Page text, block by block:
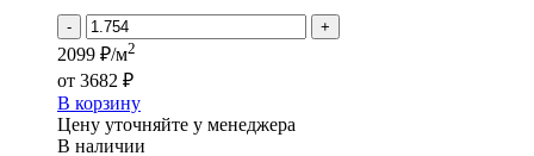
- +
2099 ₽/м2
от 3682 ₽
В корзину
Цену уточняйте у менеджера
В наличии